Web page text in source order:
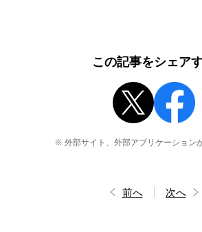
この記事をシェア
※ 外部サイト、外部アプリケーション
前へ 次へ